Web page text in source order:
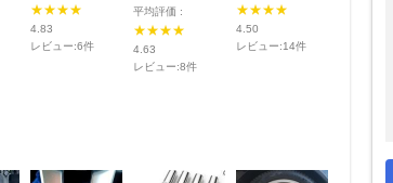
★★★★
4.83
レビュー:6件
平均評価 :
★★★★
4.63
レビュー:8件
★★★★
4.50
レビュー:14件